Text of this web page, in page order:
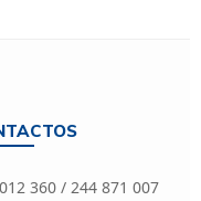
360 / 244 871 007